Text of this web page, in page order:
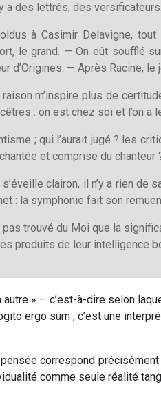
a des lettrés, des
à Casimir Delavigne,
le grand. — On eût soufflé
d’Origines. — Après Racine,
m’inspire plus de
: on est chez soi et l’on a
; qui l’aurait jugé ? les
et comprise du chanteur
clairon, il n’y a rien de
: la symphonie fait son
trouvé du Moi que la
produits de leur intelligence
» – c’est-à-dire selon
ergo sum ; c’est une
correspond
comme seule réalité